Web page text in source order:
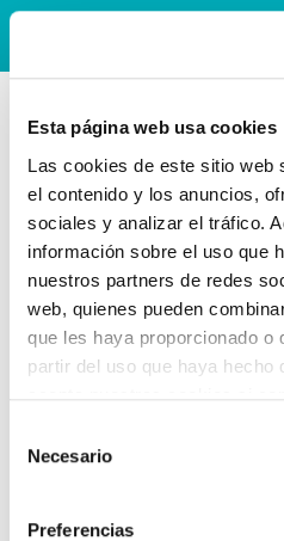
Esta página web usa cookies
Las cookies de este sitio web
el contenido y los anuncios,
sociales y analizar el tráfico.
información sobre el uso que
nuestros partners de redes
web, quienes pueden
que les haya proporcionado o
partir del uso que haya
Necesario
Preferencias